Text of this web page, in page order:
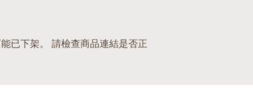
已下架。 請檢查商品連結是否正